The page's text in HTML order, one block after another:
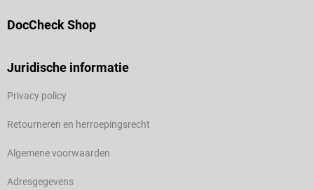
DocCheck Shop
Juridische informatie
Privacy policy
Retourneren en herroepingsrecht
Algemene voorwaarden
Adresgegevens